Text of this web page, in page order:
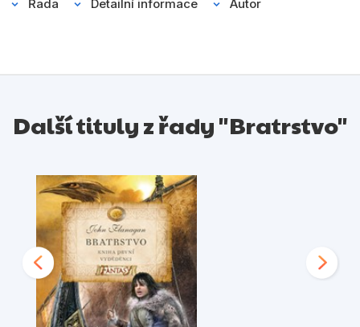
Řada Detailní informace Autor
Další tituly z řady "Bratrstvo"